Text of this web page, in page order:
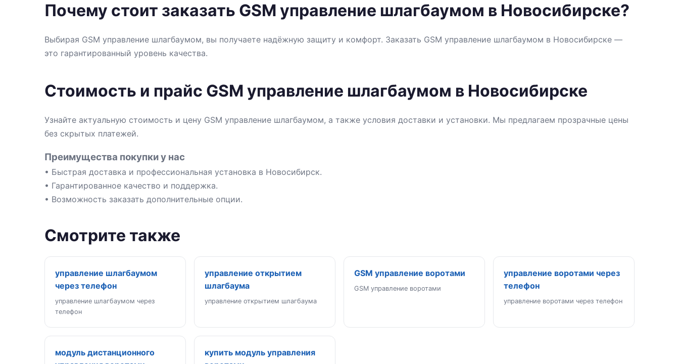
Почему стоит заказать GSM управление шлагбаумом в Новосибирске?
Выбирая GSM управление шлагбаумом, вы получаете надёжную защиту и комфорт. Заказать GSM управление шлагбаумом в Новосибирске —
это гарантированный уровень качества.
Стоимость и прайс GSM управление шлагбаумом в Новосибирске
Узнайте актуальную стоимость и цену GSM управление шлагбаумом, а также условия доставки и установки. Мы предлагаем прозрачные цены
без скрытых платежей.
Преимущества покупки у нас
• Быстрая доставка и профессиональная установка в Новосибирск.
• Гарантированное качество и поддержка.
• Возможность заказать дополнительные опции.
Смотрите также
управление шлагбаумом
через телефон
управление шлагбаумом через
телефон
управление открытием
шлагбаума
управление открытием шлагбаума
GSM управление воротами
GSM управление воротами
управление воротами через
телефон
управление воротами через телефон
модуль дистанционного
купить модуль управления